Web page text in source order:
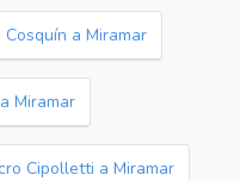
Cosquín a Miramar
Miramar
Cipolletti a Miramar